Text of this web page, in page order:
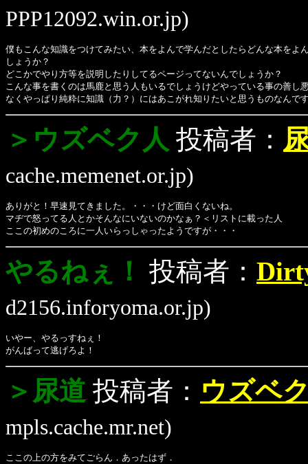
PPP12092.win.or.jp)
僕もこんな知識をつけてみたい、本をよんで学んだとしたらどんな本をよ
しょうか？
どこかでやり方等を説明したりしてるページってないんでしょうか？
こんな事を書くのは馬鹿と思う人もいるでしょうけどやっている事の善し
なくやっぱり純粋に知識（力？）にはあこがれ知りたいと思うものなんで
＞ウズベク人 投稿者：
cache.memenet.or.jp)
ありがと！早速見てきました。・・・けど面白くないね。
マヂで怒ってる人とかそんなにいないのかなぁ？＜リストに載った人
ここの初めのころに一人いらっしゃったようですが・・・
やるねぇ！ 投稿者：
d2156.inforyoma.or.jp)
いやー、やるっすねぇ！
がんばって逃げろよ！
＞尿道 投稿者： ウズベ
mpls.cache.mr.net)
ここの上の方をみてごらん．あったはず．